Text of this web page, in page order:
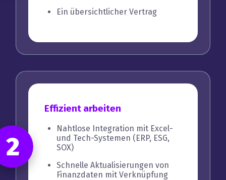
Ein übersichtlicher Vertrag
2
Effizient arbeiten
Nahtlose Integration mit Excel-
und Tech-Systemen (ERP, ESG,
SOX)
Schnelle Aktualisierungen von
Finanzdaten mit Verknüpfung